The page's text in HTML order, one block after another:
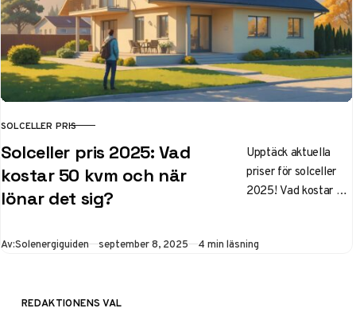
KATEGORI
SOLCELLER PRIS
Solceller pris 2025: Vad
kostar 50 kvm och när
lönar det sig?
Upptäck aktuella
priser för solceller
2025! Vad kostar 50
när blir
Av:Solenergiguiden Publicerad
september 8, 2025 4 min läsning
REDAKTIONENS VAL